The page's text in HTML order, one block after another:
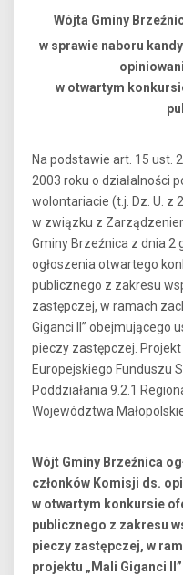
Wójta Gminy
w sprawie naboru
w otwartym
Na podstawie art. 15 ust.
2003 roku o działalności
wolontariacie (t.j. Dz. U. z
w związku z
Gminy Brzeźnica z dnia 2
ogłoszenia otwartego
publicznego z zakresu
zastępczej, w ramach
Giganci II” obejmującego
pieczy zastępczej.
Europejskiego Funduszu
Poddziałania 9.2.1
Województwa
Wójt Gminy Brzeźnica
członków Komisji ds.
w otwartym konkursie
publicznego z zakresu
pieczy zastępczej, w
projektu „Mali Giganci